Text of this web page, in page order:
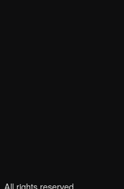
. All rights reserved.